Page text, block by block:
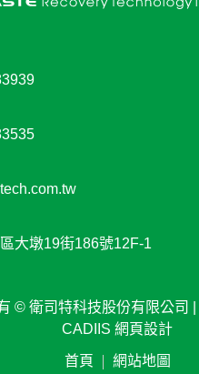
大墩19街186號12F-1
© 衛司特科技股份有限公司
CADIIS 網頁設計
首頁 網站地圖